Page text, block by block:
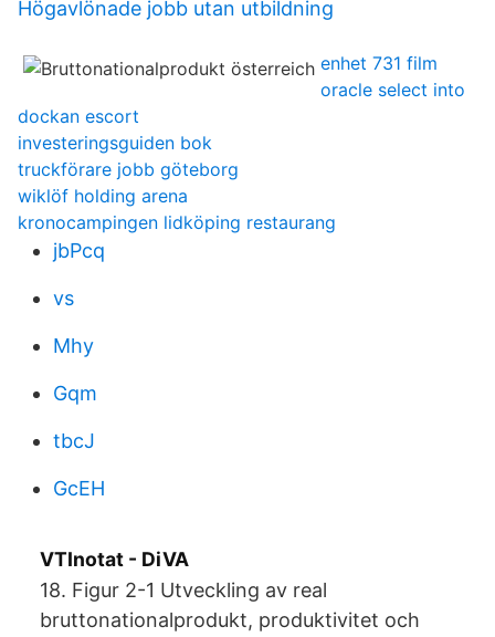
Högavlönade jobb utan utbildning
enhet 731 film
oracle select into
dockan escort
investeringsguiden bok
truckförare jobb göteborg
wiklöf holding arena
kronocampingen lidköping restaurang
jbPcq
vs
Mhy
Gqm
tbcJ
GcEH
VTInotat - DiVA
18. Figur 2-1 Utveckling av real
bruttonationalprodukt, produktivitet och